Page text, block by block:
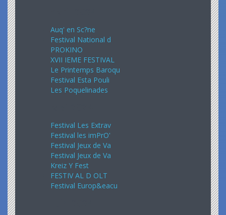
Auq' en Sc?ne
Festival National d
PROKINO
XVII IEME FESTIVAL
Le Printemps Baroqu
Festival Esta Pouli
Les Poquelinades
Festival Les Extrav
Festival les imPrO'
Festival Jeux de Va
Festival Jeux de Va
Kreiz Y Fest
FESTIV AL D OLT
Festival Europ&eacu